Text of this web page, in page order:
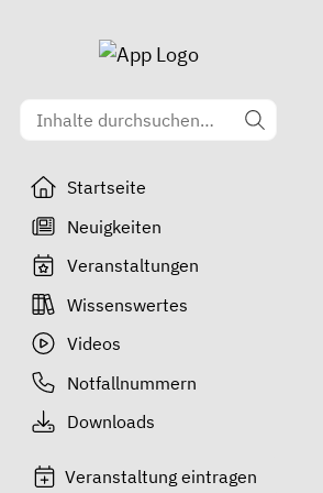
Startseite
Neuigkeiten
Veranstaltungen
Wissenswertes
Videos
Notfallnummern
Downloads
Veranstaltung eintragen